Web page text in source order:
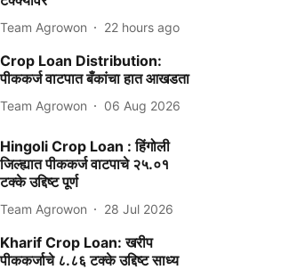
Team Agrowon 22 hours ago
Crop Loan Distribution:
पीककर्ज वाटपात बँकांचा हात आखडता
Team Agrowon 06 Aug 2026
Hingoli Crop Loan : हिंगोली
जिल्ह्यात पीककर्ज वाटपाचे २५.०१
टक्के उद्दिष्ट पूर्ण
Team Agrowon 28 Jul 2026
Kharif Crop Loan: खरीप
पीककर्जाचे ८.८६ टक्के उद्दिष्ट साध्य